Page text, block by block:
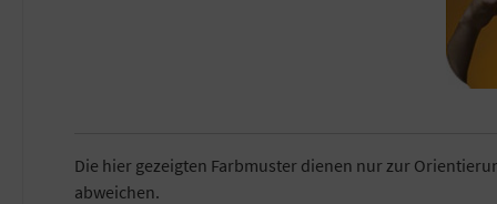
Die hier gezeigten Farbmuster dienen nur zur
abweichen.